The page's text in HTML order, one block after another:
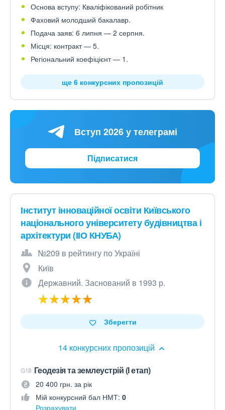
Основа вступу: Кваліфікований робітник
Фаховий молодший бакалавр.
Подача заяв: 6 липня — 2 серпня.
Місця: контракт — 5.
Регіональний коефіцієнт — 1.
ще 6 конкурсних пропозицій
Вступ 2026 у телеграмі
Підписатися
Інститут інноваційної освіти Київського
національного університету будівництва і
архітектури (ІІО КНУБА)
№209 в рейтингу по Україні
Київ
Державний. Заснований в 1993 р.
14 конкурсних пропозицій
Зберегти
G18 Геодезія та землеустрій (І етап)
20 400 грн. за рік
Мій конкурсний бал НМТ: 0
Розрахувати